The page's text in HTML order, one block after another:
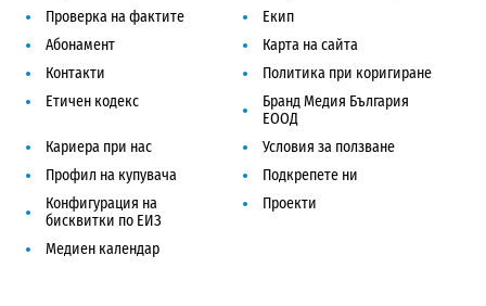
Проверка на фактите
Екип
Абонамент
Карта на сайта
Контакти
Политика при коригиране
Етичен кодекс
Бранд Медия България
ЕООД
Кариера при нас
Условия за ползване
Профил на купувача
Подкрепете ни
Конфигурация на
бисквитки по ЕИЗ
Проекти
Медиен календар